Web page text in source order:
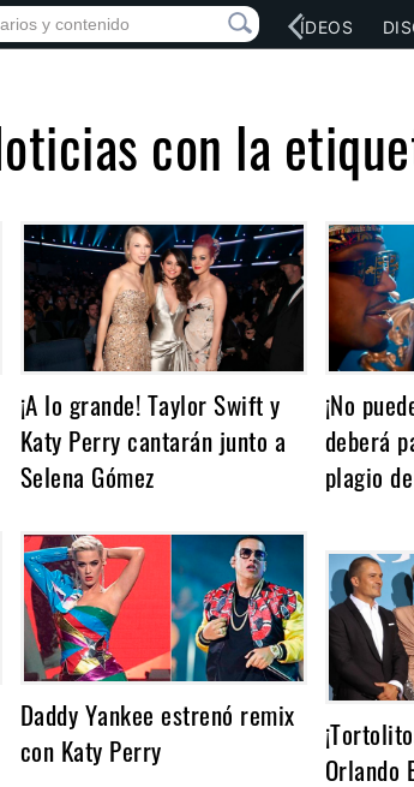
RED SOCIAL MÚSICA VÍDEOS
con la
¡A lo grande! Taylor Swift y
Katy Perry cantarán junto a
Selena Gómez
¡No
deberá
plagio de
Daddy Yankee estrenó remix
con Katy Perry
Orlando